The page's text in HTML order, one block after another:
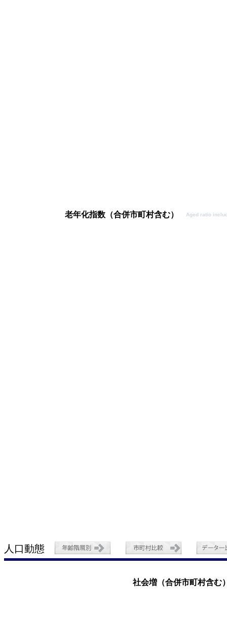
老年化指数（合併市町村含む） Aged ratio
人口動態
社会増（合併市町村含む